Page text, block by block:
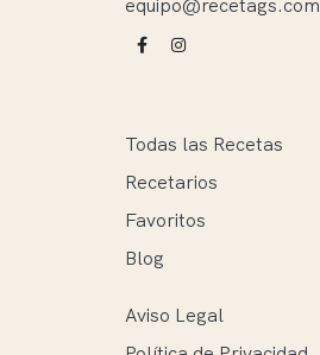
Todas las Recetas
Recetarios
Favoritos
Blog
Aviso Legal